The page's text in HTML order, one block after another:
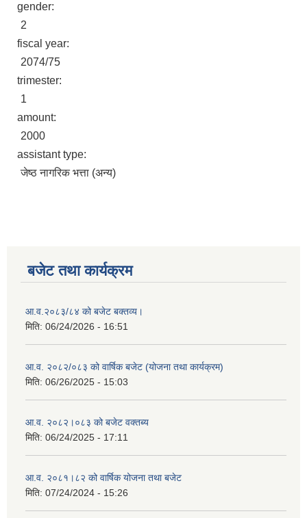
gender:
2
fiscal year:
2074/75
trimester:
1
amount:
2000
assistant type:
जेष्ठ नागरिक भत्ता (अन्य)
बजेट तथा कार्यक्रम
आ.व.२०८३/८४ को बजेट बक्तव्य।
मिति: 06/24/2026 - 16:51
आ.व. २०८२/०८३ को वार्षिक बजेट (योजना तथा कार्यक्रम)
मिति: 06/26/2025 - 15:03
आ.व. २०८२।०८३ को बजेट वक्तब्य
मिति: 06/24/2025 - 17:11
आ.व. २०८१।८२ को वार्षिक योजना तथा बजेट
मिति: 07/24/2024 - 15:26